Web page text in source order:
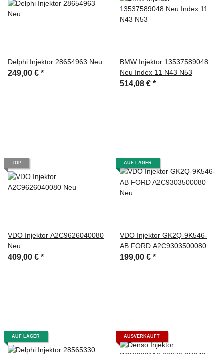
Delphi Injektor 28654963 Neu
249,00 € *
BMW Injektor 13537589048
Neu Index 11 N43 N53
514,08 € *
TOP
VDO Injektor A2C9626040080
Neu
409,00 € *
AUF LAGER
VDO Injektor GK2Q-9K546-
AB FORD A2C9303500080
Neu
199,00 € *
AUF LAGER AUSVERKAUFT